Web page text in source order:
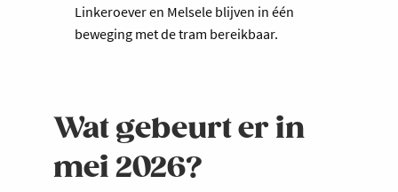
Linkeroever en Melsele blijven in één
beweging met de tram bereikbaar.
Wat gebeurt er in
mei 2026?